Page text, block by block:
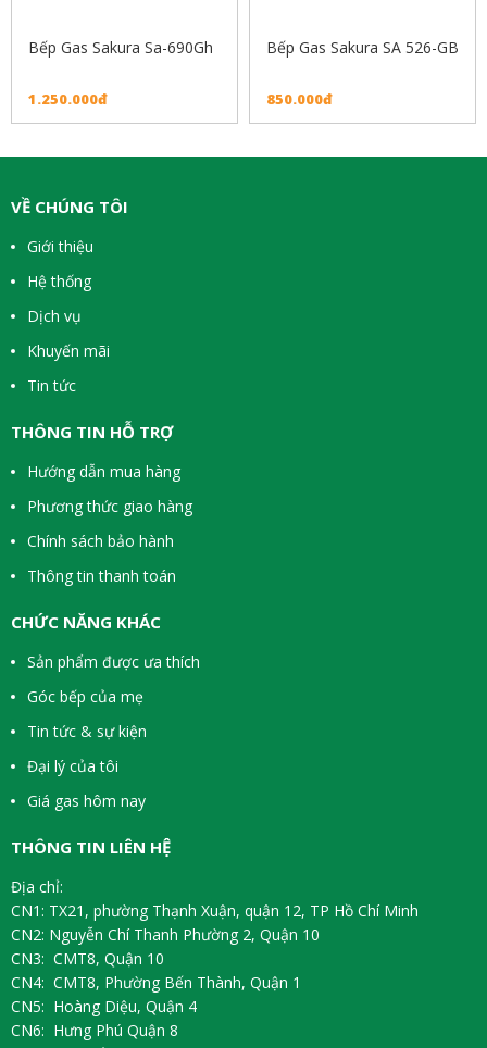
Bếp Gas Sakura Sa-690Gh
1.250.000đ
Bếp Gas Sakura SA 526-GB
850.000đ
VỀ CHÚNG TÔI
Giới thiệu
Hệ thống
Dịch vụ
Khuyến mãi
Tin tức
THÔNG TIN HỖ TRỢ
Hướng dẫn mua hàng
Phương thức giao hàng
Chính sách bảo hành
Thông tin thanh toán
CHỨC NĂNG KHÁC
Sản phẩm được ưa thích
Góc bếp của mẹ
Tin tức & sự kiện
Đại lý của tôi
Giá gas hôm nay
THÔNG TIN LIÊN HỆ
Địa chỉ:
CN1: TX21, phường Thạnh Xuận, quận 12, TP Hồ Chí Minh
CN2: Nguyễn Chí Thanh Phường 2, Quận 10
CN3: CMT8, Quận 10
CN4: CMT8, Phường Bến Thành, Quận 1
CN5: Hoàng Diệu, Quận 4
CN6: Hưng Phú Quận 8